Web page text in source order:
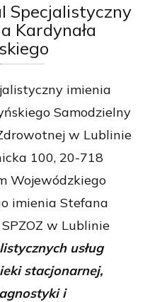
Specjalistyczny
Kardynała
imienia
Samodzielny
w Lublinie
100, 20-718
Wojewódzkiego
imienia Stefana
w Lublinie
usług
stacjonarnej,
i